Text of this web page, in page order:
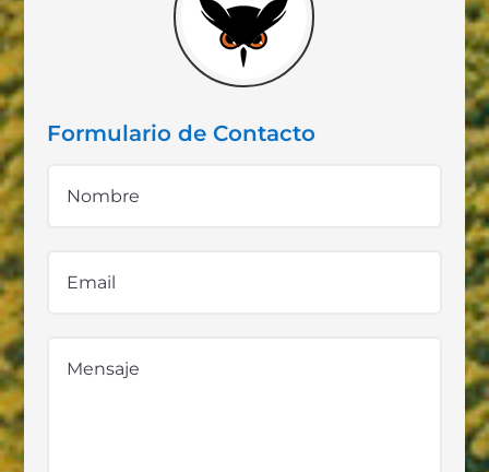
Formulario de Contacto